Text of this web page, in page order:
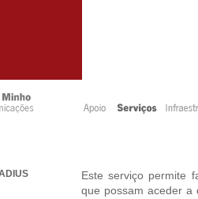
Este serviço permite
que possam aceder a